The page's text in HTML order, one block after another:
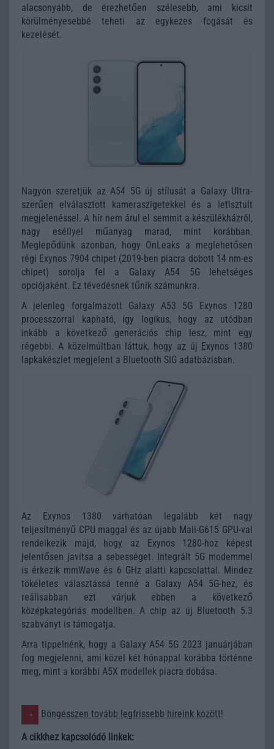
alacsonyabb, de érezhetően szélesebb, ami kicsit
körülményesebbé teheti az egykezes fogását és
kezelését.
Nagyon szeretjük az A54 5G új stílusát a Galaxy Ultra-
szerűen elválasztott kameraszigetekkel és a letisztult
megjelenéssel. A hír nem árul el semmit a készülékházról,
nagy eséllyel műanyag marad, mint korábban.
Meglepődünk azonban, hogy OnLeaks a meglehetősen
régi Exynos 7904 chipet (2019-ben piacra dobott 14 nm-es
chipet) sorolja fel a Galaxy A54 5G lehetséges
opciójaként. Ez tévedésnek tűnik számunkra.
A jelenleg forgalmazott Galaxy A53 5G Exynos 1280
processzorral kapható, így logikus, hogy az utódban
inkább a következő generációs chip lesz, mint egy
régebbi. A közelmúltban láttuk, hogy az új Exynos 1380
lapkakészlet megjelent a Bluetooth SIG adatbázisban.
Az Exynos 1380 várhatóan legalább két nagy
teljesítményű CPU maggal és az újabb Mali-G615 GPU-val
rendelkezik majd, hogy az Exynos 1280-hoz képest
jelentősen javítsa a sebességet. Integrált 5G modemmel
is érkezik mmWave és 6 GHz alatti kapcsolattal. Mindez
tökéletes választássá tenné a Galaxy A54 5G-hez, és
reálisabban ezt várjuk ebben a következő
középkategóriás modellben. A chip az új Bluetooth 5.3
szabványt is támogatja.
Arra tippelnénk, hogy a Galaxy A54 5G 2023 januárjában
fog megjelenni, ami közel két hónappal korábba történne
meg, mint a korábbi A5X modellek piacra dobása.
Böngésszen tovább legfrissebb híreink között!
A cikkhez kapcsolódó linkek: